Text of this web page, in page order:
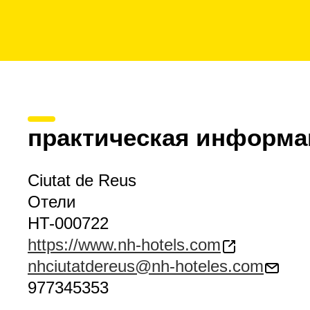
практическая
Ciutat de Reus
Отели
HT-000722
https://www.nh-hotels.com
nhciutatdereus@nh-hoteles.com
977345353